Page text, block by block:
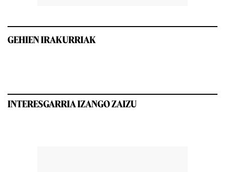
GEHIEN IRAKURRIAK
INTERESGARRIA IZANGO ZAIZU